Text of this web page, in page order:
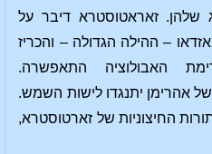
שלהן. זאראטוסטרא דיבר על
– ההילה הגדולה – והכריז
האבולוציה התאפשרה.
אהרימן יתנגדו לישות השמש.
החיצוניות של זארטוסטרא,